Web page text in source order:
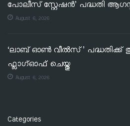
പോലീസ് സ്റ്റേഷൻ’ പദ്ധതി
August 6, 2026
‘ലാബ് ഓൺ വീൽസ്’ പദ്ധതിക്ക്
ഫ്ലാഗ്ഓഫ് ചെയ്തു
August 6, 2026
Categories